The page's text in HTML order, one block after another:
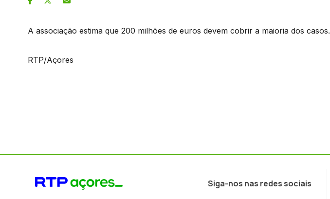
A associação estima que 200 milhões de euros devem cobrir a maioria dos casos.
RTP/Açores
Siga-nos nas redes sociais